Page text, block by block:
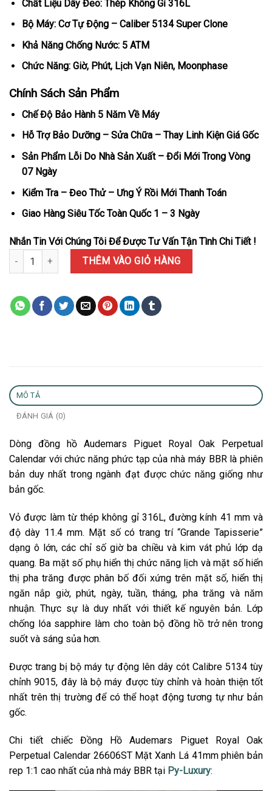
Chất Liệu Dây Đeo: Thép Không Gỉ 316L
Bộ Máy: Cơ Tự Động – Caliber 5134 Super Clone
Khả Năng Chống Nước: 5 ATM
Chức Năng: Giờ, Phút, Lịch Vạn Niên, Moonphase
Chính Sách Sản Phẩm
Chế Độ Bảo Hành 5 Năm Về Máy
Hỗ Trợ Bảo Dưỡng – Sửa Chữa – Thay Linh Kiện Giá Gốc
Sản Phẩm Lỗi Do Nhà Sản Xuất – Đổi Mới Trong Vòng
07 Ngày
Kiểm Tra – Đeo Thử – Ưng Ý Rồi Mới Thanh Toán
Giao Hàng Siêu Tốc Toàn Quốc 1 – 3 Ngày
Nhắn Tin Với Chúng Tôi Để Được Tư Vấn Tận Tình Chi Tiết !
Đồng Hồ Audemars Piguet Royal Oak Perpetual Calendar
THÊM VÀO GIỎ HÀNG
MÔ TẢ
ĐÁNH GIÁ (0)
Dòng đồng hồ Audemars Piguet Royal Oak Perpetual
Calendar với chức năng phức tạp của nhà máy BBR là phiên
bản duy nhất trong ngành đạt được chức năng giống như
bản gốc.
Vỏ được làm từ thép không gỉ 316L, đường kính 41 mm và
độ dày 11.4 mm. Mặt số có trang trí “Grande Tapisserie”
dạng ô lớn, các chỉ số giờ ba chiều và kim vát phủ lớp dạ
quang. Ba mặt số phụ hiển thị chức năng lịch và mặt số hiển
thị pha trăng được phân bố đối xứng trên mặt số, hiển thị
ngăn nắp giờ, phút, ngày, tuần, tháng, pha trăng và năm
nhuận. Thực sự là duy nhất với thiết kế nguyên bản. Lớp
chống lóa sapphire làm cho toàn bộ đồng hồ trở nên trong
suốt và sáng sủa hơn.
Được trang bị bộ máy tự động lên dây cót Calibre 5134 tùy
chỉnh 9015, đây là bộ máy được tùy chỉnh và hoàn thiện tốt
nhất trên thị trường để có thể hoạt động tương tự như bản
gốc.
Chi tiết chiếc Đồng Hồ Audemars Piguet Royal Oak
Perpetual Calendar 26606ST Mặt Xanh Lá 41mm phiên bản
rep 1:1 cao nhất của nhà máy BBR tại Py-Luxury: